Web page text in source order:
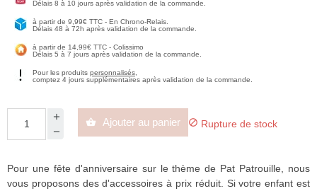
Délais 8 à 10 jours après validation de la commande.
à partir de 9,99€ TTC - En Chrono-Relais.
Délais 48 à 72h après validation de la commande.
à partir de 14,99€ TTC - Colissimo
Délais 5 à 7 jours après validation de la commande.
Pour les produits personnalisés
comptez 4 jours supplémentaires après validation de la commande.
 Ajouter au panier  Rupture de stock
Pour une fête d'anniversaire sur le thème de Pat Patrouille, nous
vous proposons des d'accessoires à prix réduit. Si votre enfant est